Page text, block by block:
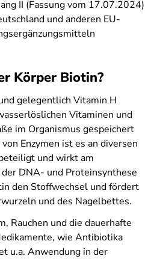
II (Fassung vom 17.07.2024)
und anderen EU-
Körper Biotin?
gelegentlich Vitamin H
Vitaminen und
im Organismus gespeichert
Enzymen ist es an diversen
und wirkt am
DNA- und Proteinsynthese
den Stoffwechsel und fördert
und des Nagelbettes.
Rauchen und die dauerhafte
wie Antibiotika
u.a. Anwendung in der